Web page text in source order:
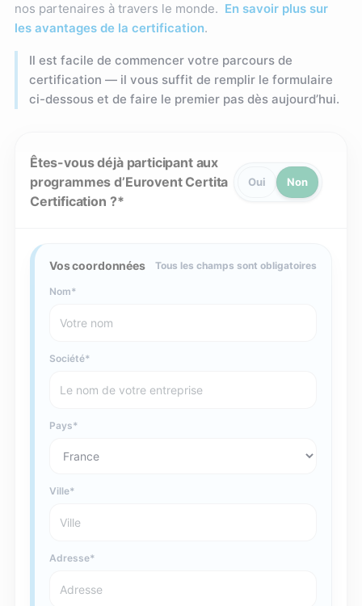
nos partenaires à travers le monde. En savoir plus sur
les avantages de la certification.
Il est facile de commencer votre parcours de
certification — il vous suffit de remplir le formulaire
ci-dessous et de faire le premier pas dès aujourd’hui.
Êtes-vous déjà participant aux
programmes d’Eurovent Certita
Certification ?
Oui Non
Vos coordonnées Tous les champs sont obligatoires
Nom
Société
Pays
Ville
Adresse